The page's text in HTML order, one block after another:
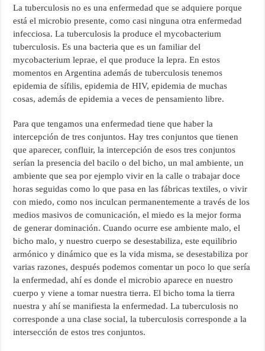
La tuberculosis no es una enfermedad que se adquiere porque
está el microbio presente, como casi ninguna otra enfermedad
infecciosa. La tuberculosis la produce el mycobacterium
tuberculosis. Es una bacteria que es un familiar del
mycobacterium leprae, el que produce la lepra. En estos
momentos en Argentina además de tuberculosis tenemos
epidemia de sífilis, epidemia de HIV, epidemia de muchas
cosas, además de epidemia a veces de pensamiento libre.
Para que tengamos una enfermedad tiene que haber la
intercepción de tres conjuntos. Hay tres conjuntos que tienen
que aparecer, confluir, la intercepción de esos tres conjuntos
serían la presencia del bacilo o del bicho, un mal ambiente, un
ambiente que sea por ejemplo vivir en la calle o trabajar doce
horas seguidas como lo que pasa en las fábricas textiles, o vivir
con miedo, como nos inculcan permanentemente a través de los
medios masivos de comunicación, el miedo es la mejor forma
de generar dominación. Cuando ocurre ese ambiente malo, el
bicho malo, y nuestro cuerpo se desestabiliza, este equilibrio
armónico y dinámico que es la vida misma, se desestabiliza por
varias razones, después podemos comentar un poco lo que sería
la enfermedad, ahí es donde el microbio aparece en nuestro
cuerpo y viene a tomar nuestra tierra. El bicho toma la tierra
nuestra y ahí se manifiesta la enfermedad. La tuberculosis no
corresponde a una clase social, la tuberculosis corresponde a la
intersección de estos tres conjuntos.